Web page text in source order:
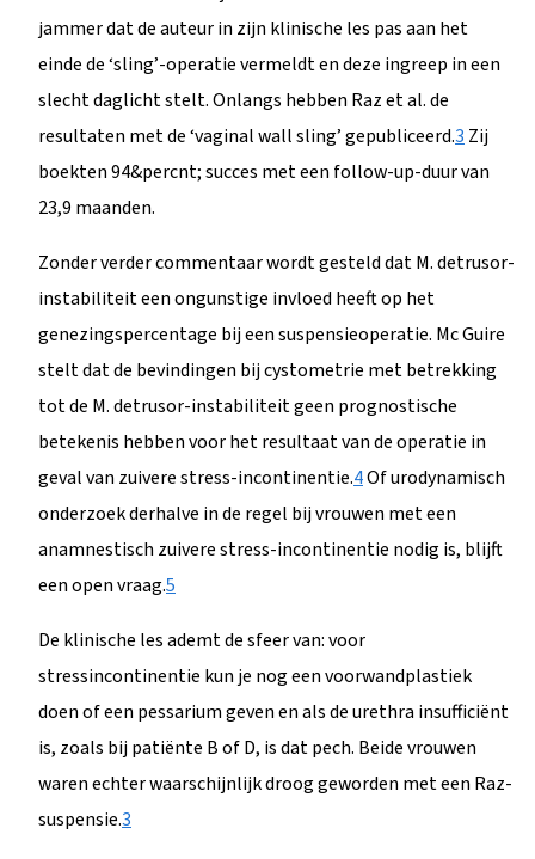
jammer dat de auteur in zijn klinische les pas aan het
einde de ‘sling’-operatie vermeldt en deze ingreep in een
slecht daglicht stelt. Onlangs hebben Raz et al. de
resultaten met de ‘vaginal wall sling’ gepubliceerd.3 Zij
boekten 94&percnt; succes met een follow-up-duur van
23,9 maanden.
Zonder verder commentaar wordt gesteld dat M. detrusor-
instabiliteit een ongunstige invloed heeft op het
genezingspercentage bij een suspensieoperatie. Mc Guire
stelt dat de bevindingen bij cystometrie met betrekking
tot de M. detrusor-instabiliteit geen prognostische
betekenis hebben voor het resultaat van de operatie in
geval van zuivere stress-incontinentie.4Of urodynamisch
onderzoek derhalve in de regel bij vrouwen met een
anamnestisch zuivere stress-incontinentie nodig is, blijft
een open vraag.5
De klinische les ademt de sfeer van: voor
stressincontinentie kun je nog een voorwandplastiek
doen of een pessarium geven en als de urethra insufficiënt
is, zoals bij patiënte B of D, is dat pech. Beide vrouwen
waren echter waarschijnlijk droog geworden met een Raz-
suspensie.3